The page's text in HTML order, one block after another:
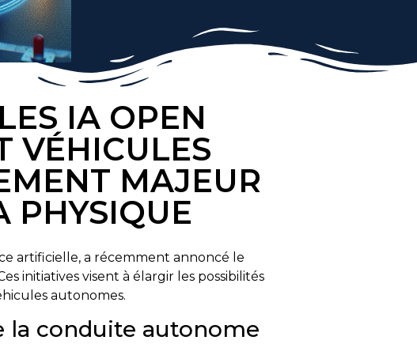
IA OPEN
VÉHICULES
MAJEUR
PHYSIQUE
artificielle, a récemment annoncé le
initiatives visent à élargir les possibilités
autonomes.
la conduite autonome